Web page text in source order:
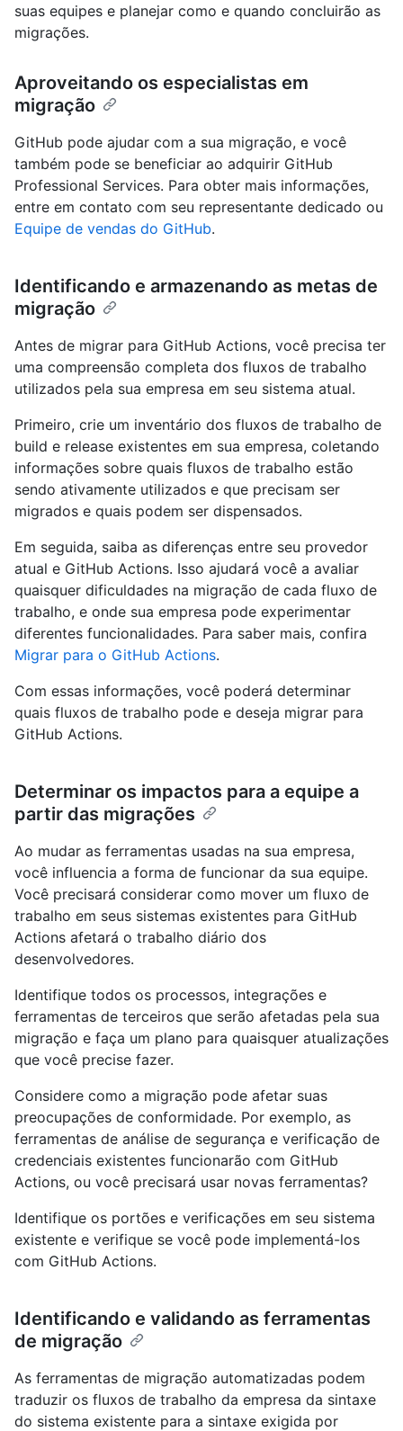
suas equipes e planejar como e quando concluirão as
migrações.
Aproveitando os especialistas em
migração
GitHub pode ajudar com a sua migração, e você
também pode se beneficiar ao adquirir GitHub
Professional Services. Para obter mais informações,
entre em contato com seu representante dedicado ou
Equipe de vendas do GitHub.
Identificando e armazenando as metas de
migração
Antes de migrar para GitHub Actions, você precisa ter
uma compreensão completa dos fluxos de trabalho
utilizados pela sua empresa em seu sistema atual.
Primeiro, crie um inventário dos fluxos de trabalho de
build e release existentes em sua empresa, coletando
informações sobre quais fluxos de trabalho estão
sendo ativamente utilizados e que precisam ser
migrados e quais podem ser dispensados.
Em seguida, saiba as diferenças entre seu provedor
atual e GitHub Actions. Isso ajudará você a avaliar
quaisquer dificuldades na migração de cada fluxo de
trabalho, e onde sua empresa pode experimentar
diferentes funcionalidades. Para saber mais, confira
Migrar para o GitHub Actions.
Com essas informações, você poderá determinar
quais fluxos de trabalho pode e deseja migrar para
GitHub Actions.
Determinar os impactos para a equipe a
partir das migrações
Ao mudar as ferramentas usadas na sua empresa,
você influencia a forma de funcionar da sua equipe.
Você precisará considerar como mover um fluxo de
trabalho em seus sistemas existentes para GitHub
Actions afetará o trabalho diário dos
desenvolvedores.
Identifique todos os processos, integrações e
ferramentas de terceiros que serão afetadas pela sua
migração e faça um plano para quaisquer atualizações
que você precise fazer.
Considere como a migração pode afetar suas
preocupações de conformidade. Por exemplo, as
ferramentas de análise de segurança e verificação de
credenciais existentes funcionarão com GitHub
Actions, ou você precisará usar novas ferramentas?
Identifique os portões e verificações em seu sistema
existente e verifique se você pode implementá-los
com GitHub Actions.
Identificando e validando as ferramentas
de migração
As ferramentas de migração automatizadas podem
traduzir os fluxos de trabalho da empresa da sintaxe
do sistema existente para a sintaxe exigida por